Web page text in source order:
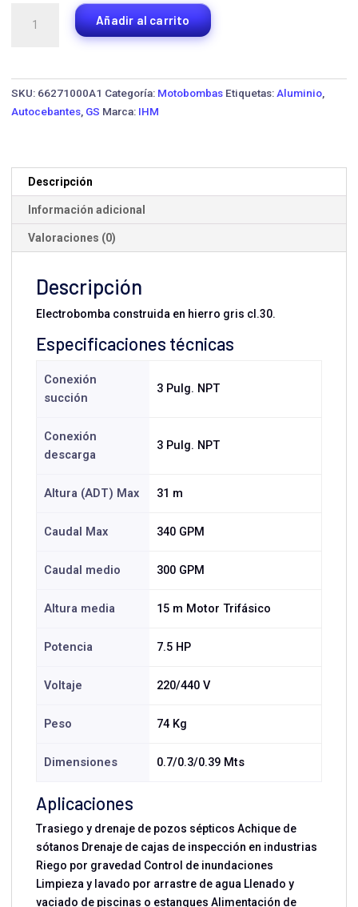
Autocebante
Trifásica
cantidad
Añadir al carrito
SKU: 66271000A1 Categoría: Motobombas Etiquetas: Aluminio
Autocebantes GS Marca: IHM
Descripción
Información adicional
Valoraciones (0)
Descripción
Electrobomba construida en hierro gris cl.30.
Especificaciones técnicas
Conexión
succión
3 Pulg. NPT
Conexión
descarga
3 Pulg. NPT
Altura (ADT) Max 31 m
Caudal Max 340 GPM
Caudal medio 300 GPM
Altura media 15 m Motor Trifásico
Potencia 7.5 HP
Voltaje 220/440 V
Peso 74 Kg
Dimensiones 0.7/0.3/0.39 Mts
Aplicaciones
Trasiego y drenaje de pozos sépticos Achique de
sótanos Drenaje de cajas de inspección en industrias
Riego por gravedad Control de inundaciones
Limpieza y lavado por arrastre de agua Llenado y
vaciado de piscinas o estanques Alimentación de